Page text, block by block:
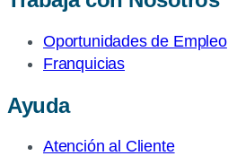
Oportunidades de Empleo
Franquicias
Ayuda
Atención al Cliente